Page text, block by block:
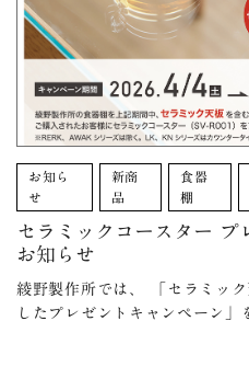
お知ら
せ
新商
品
食器
棚
セラミックコースター プ
お知らせ
綾野製作所では、 「セラミッ
したプレゼントキャンペーン